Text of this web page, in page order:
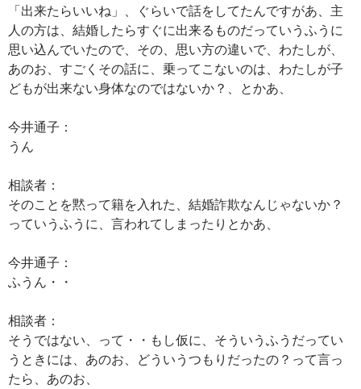
「出来たらいいね」、ぐらいで話をしてたんですがあ、主
人の方は、結婚したらすぐに出来るものだっていうふうに
思い込んでいたので、その、思い方の違いで、わたしが、
あのお、すごくその話に、乗ってこないのは、わたしが子
どもが出来ない身体なのではないか？、とかあ、
今井通子：
うん
相談者：
そのことを黙って籍を入れた、結婚詐欺なんじゃないか？
っていうふうに、言われてしまったりとかあ、
今井通子：
ふうん・・
相談者：
そうではない、って・・もし仮に、そういうふうだってい
うときには、あのお、どういうつもりだったの？って言っ
たら、あのお、